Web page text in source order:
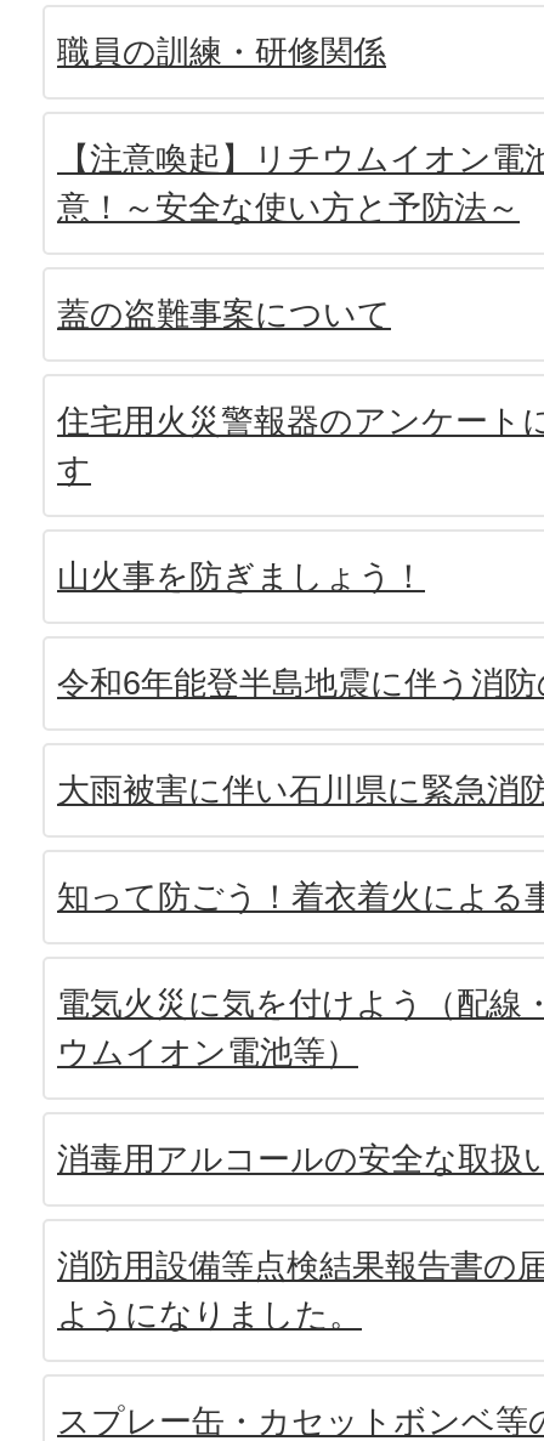
職員の訓練・研修関係
【注意喚起】リチウムイオン
意！～安全な使い方と予防法～
蓋の盗難事案について
住宅用火災警報器のアンケート
す
山火事を防ぎましょう！
令和6年能登半島地震に伴う消
大雨被害に伴い石川県に緊急消
知って防ごう！着衣着火による
電気火災に気を付けよう（配線
ウムイオン電池等）
消毒用アルコールの安全な取扱
消防用設備等点検結果報告書の
ようになりました。
スプレー缶・カセットボンベ等